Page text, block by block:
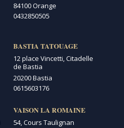
84100 Orange
0432850505
BASTIA TATOUAGE
12 place Vincetti, Citadelle
de Bastia
20200 Bastia
0615603176
VAISON LA ROMAINE
54, Cours Taulignan